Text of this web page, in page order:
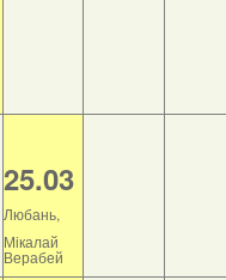
25.03
Любань,
Мікалай
Верабей